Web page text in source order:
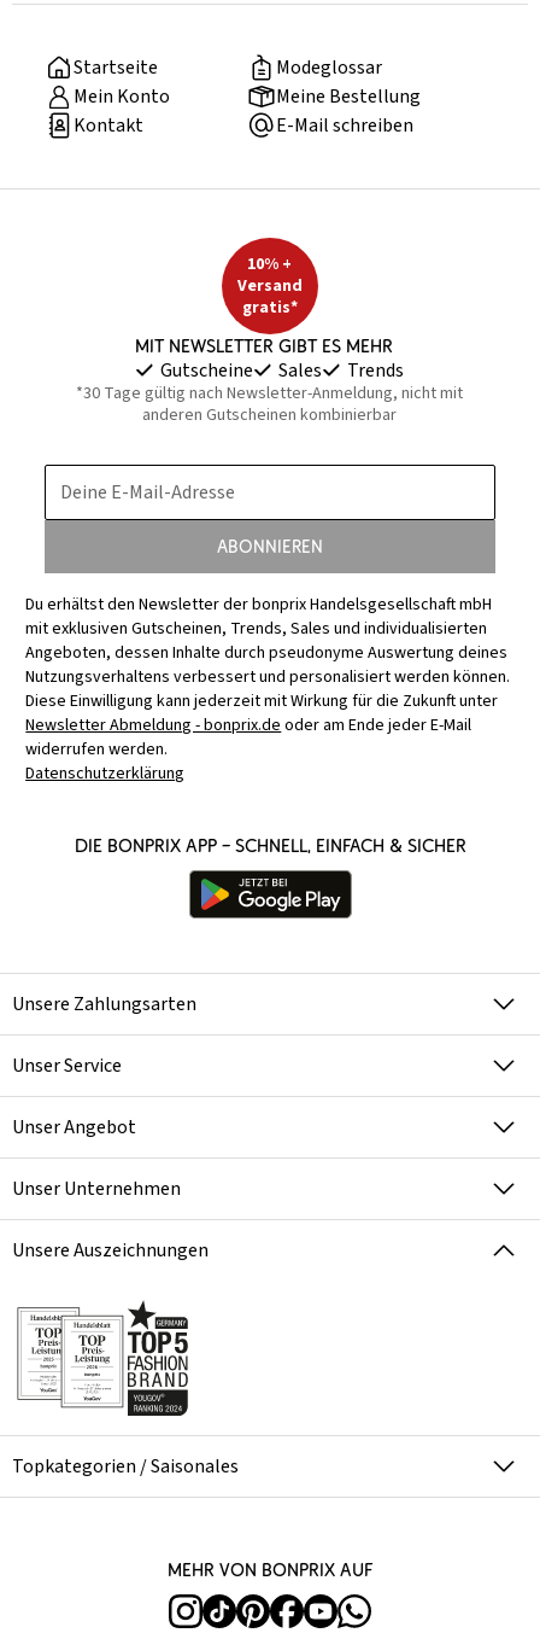
Startseite
Modeglossar
Mein Konto
Meine Bestellung
Kontakt
E-Mail schreiben
10% +
Versand
gratis*
Mit Newsletter gibt es mehr
Gutscheine Sales Trends
*30 Tage gültig nach Newsletter-Anmeldung, nicht mit
anderen Gutscheinen kombinierbar
Deine E-Mail-Adresse
Abonnieren
Du erhältst den Newsletter der bonprix Handelsgesellschaft mbH
mit exklusiven Gutscheinen, Trends, Sales und individualisierten
Angeboten, dessen Inhalte durch pseudonyme Auswertung deines
Nutzungsverhaltens verbessert und personalisiert werden können.
Diese Einwilligung kann jederzeit mit Wirkung für die Zukunft unter
Newsletter Abmeldung - bonprix.deoder am Ende jeder E-Mail
widerrufen werden.
Datenschutzerklärung
Die bonprix App – schnell, einfach & sicher
Unsere Zahlungsarten
Unser Service
Unser Angebot
Unser Unternehmen
Unsere Auszeichnungen
Topkategorien / Saisonales
Mehr von bonprix auf